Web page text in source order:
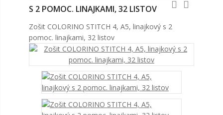
S 2 POMOC. LINAJKAMI, 32 LISTOV
Zošit COLORINO STITCH 4, A5, linajkový s 2
pomoc. linajkami, 32 listov